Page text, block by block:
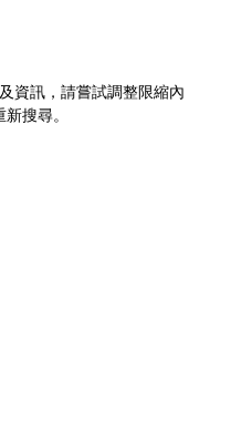
資訊，請嘗試調整限縮內
搜尋。